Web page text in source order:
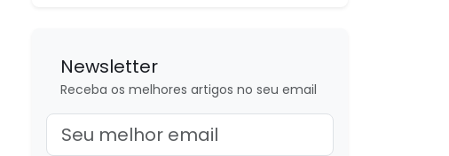
Newsletter
Receba os melhores artigos no seu email